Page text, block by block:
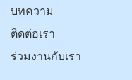
บทความ
ติดต่อเรา
ร่วมงานกับเรา